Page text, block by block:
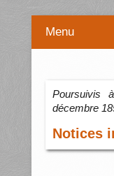
Menu
Poursuivis
décembre
Notices